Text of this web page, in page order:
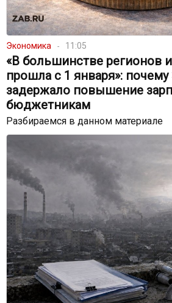
Экономика 11:05
«В большинстве регионов
прошла с 1 января»: почему
задержало повышение
бюджетникам
Разбираемся в данном материале